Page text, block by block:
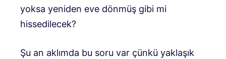
yoksa yeniden eve dönmüş gibi mi
hissedilecek?
Şu an aklımda bu soru var çünkü yaklaşık